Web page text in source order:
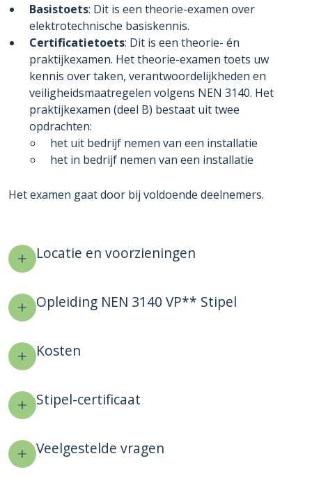
Basistoets: Dit is een theorie-examen over
elektrotechnische basiskennis.
Certificatietoets: Dit is een theorie- én
praktijkexamen. Het theorie-examen toets uw
kennis over taken, verantwoordelijkheden en
veiligheidsmaatregelen volgens NEN 3140. Het
praktijkexamen (deel B) bestaat uit twee
opdrachten:
het uit bedrijf nemen van een installatie
het in bedrijf nemen van een installatie
Het examen gaat door bij voldoende deelnemers.
Locatie en voorzieningen
Opleiding NEN 3140 VP** Stipel
Kosten
Stipel-certificaat
Veelgestelde vragen